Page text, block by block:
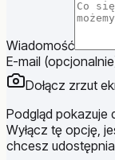
Wiadomość
E-mail
Dołącz zrzut
Podgląd pokazuje
Wyłącz tę opcję,
chcesz